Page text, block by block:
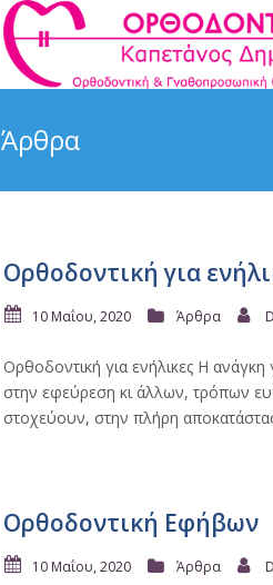
Άρθρα
Ορθοδοντική για
10 Μαΐου, 2020 Άρθρα
Ορθοδοντική για ενήλικες Η ανάγκη
στην εφεύρεση κι άλλων, τρόπων
στοχεύουν, στην πλήρη
Ορθοδοντική Εφήβων
10 Μαΐου, 2020 Άρθρα